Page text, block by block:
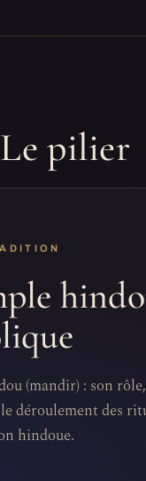
Le pilier
(mandir) : son
déroulement des
hindoue.